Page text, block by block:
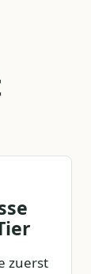
zuerst